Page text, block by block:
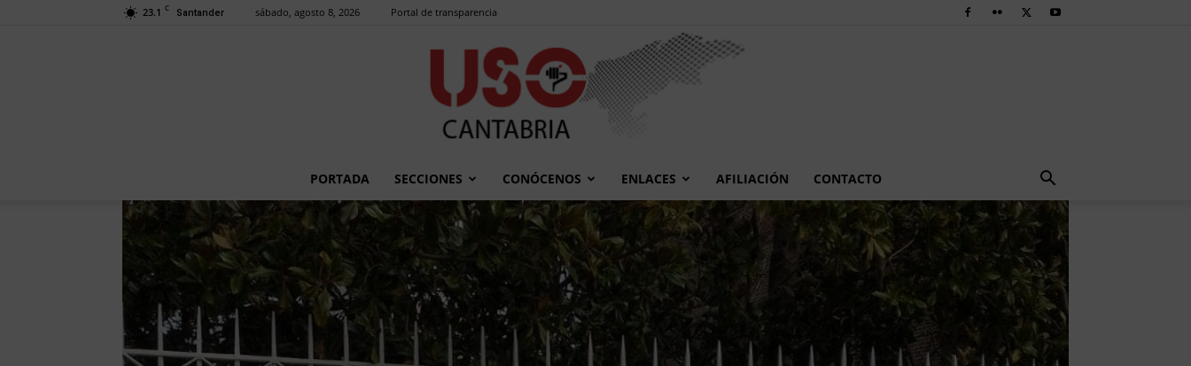
23.1 C Santander sábado, agosto 8, 2026 Portal de transparencia
USO
Cantabria
PORTADA SECCIONES CONÓCENOS ENLACES AFILIACIÓN CONTACTO